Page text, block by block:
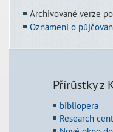
Archivované verze
Oznámení o
Přírůstky z
bibliopera
Research